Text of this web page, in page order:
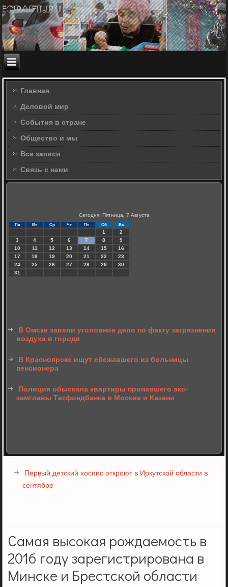
Главная
Деловой мир
События в стране
Общество и мы
Все записи
Связь с нами
Сегодня: Пятница, 7 Августа
Пн Вт Ср Чт Пт Сб Вс
1
2
3
4 5 6 7 8
9
10
11 12 13 14 15
16
17
18 19 20 21 22
23
24
25 26 27 28 29
30
31
В Омске завели уголовное дело по факту загрязнения
воздуха в городе
В Красноярске ищут сбежавшего из больницы
пенсионера
Полиция обыскала квартиры пропавшего экс-
замглавы Татфондбанка в Москве и Казани
Первый детский хоспис откроют в Иркутской области в
сентябре
Самая высокая рождаемость в
2016 году зарегистрирована в
Минске и Брестской области